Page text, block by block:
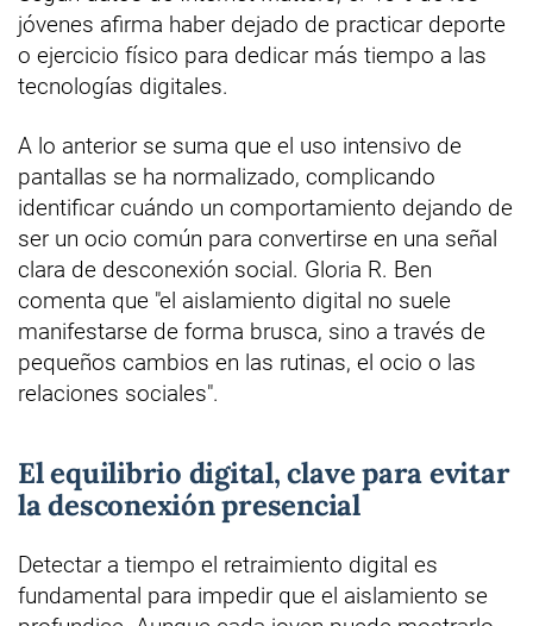
jóvenes afirma haber dejado de practicar deporte
o ejercicio físico para dedicar más tiempo a las
tecnologías digitales.
A lo anterior se suma que el uso intensivo de
pantallas se ha normalizado, complicando
identificar cuándo un comportamiento dejando de
ser un ocio común para convertirse en una señal
clara de desconexión social. Gloria R. Ben
comenta que "el aislamiento digital no suele
manifestarse de forma brusca, sino a través de
pequeños cambios en las rutinas, el ocio o las
relaciones sociales".
El equilibrio digital, clave para evitar
la desconexión presencial
Detectar a tiempo el retraimiento digital es
fundamental para impedir que el aislamiento se